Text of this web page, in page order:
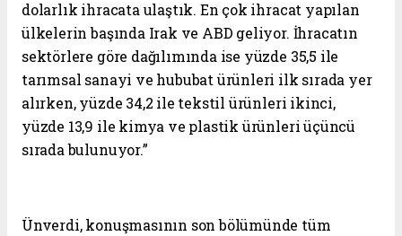
dolarlık ihracata ulaştık. En çok ihracat yapılan
ülkelerin başında Irak ve ABD geliyor. İhracatın
sektörlere göre dağılımında ise yüzde 35,5 ile
tarımsal sanayi ve hububat ürünleri ilk sırada yer
alırken, yüzde 34,2 ile tekstil ürünleri ikinci,
yüzde 13,9 ile kimya ve plastik ürünleri üçüncü
sırada bulunuyor.”
Ünverdi, konuşmasının son bölümünde tüm